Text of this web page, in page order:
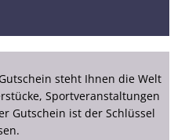
steht Ihnen die Welt
Sportveranstaltungen
Gutschein ist der Schlüssel